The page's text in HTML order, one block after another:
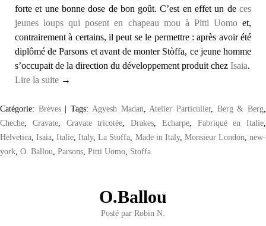
forte et une bonne dose de bon goût. C’est en effet un de ces
jeunes loups qui posent en chapeau mou à Pitti Uomoet,
contrairement à certains, il peut se le permettre : après avoir été
diplômé de Parsons et avant de monter Stòffa, ce jeune homme
s’occupait de la direction du développement produit chez Isaia.
Lire la suite →
Catégorie: Brèves |Tags: Agyesh Madan Atelier Particulier, Berg & Berg
Cheche
Cravate, Cravate tricotée Drakes Echarpe, Fabriqué en Italie
Helvetica ,Isaia ,Italie ,Italy,La Stoffa Made in Italy, Monsieur London ,new-
york O. Ballou Parsons Pitti Uomo Stoffa
O.Ballou
Posté par Robin N.